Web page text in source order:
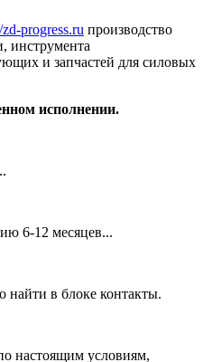
progress.ru производство
инструмента
и запчастей для силовых
исполнении.
6-12 месяцев...
в блоке контакты.
настоящим условиям,